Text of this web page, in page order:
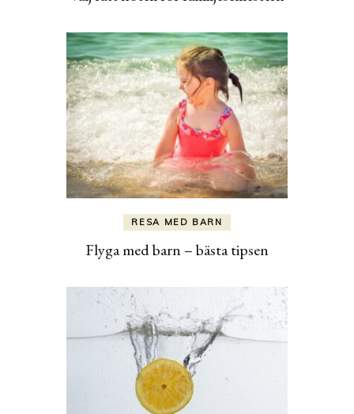
RESA MED BARN
Flyga med barn – bästa tipsen